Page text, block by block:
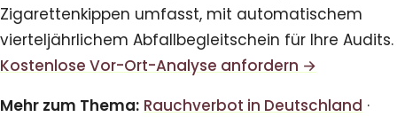
Zigarettenkippen umfasst, mit automatischem
vierteljährlichem Abfallbegleitschein für Ihre Audits.
Kostenlose Vor-Ort-Analyse anfordern →
Mehr zum Thema: Rauchverbot in Deutschland ·